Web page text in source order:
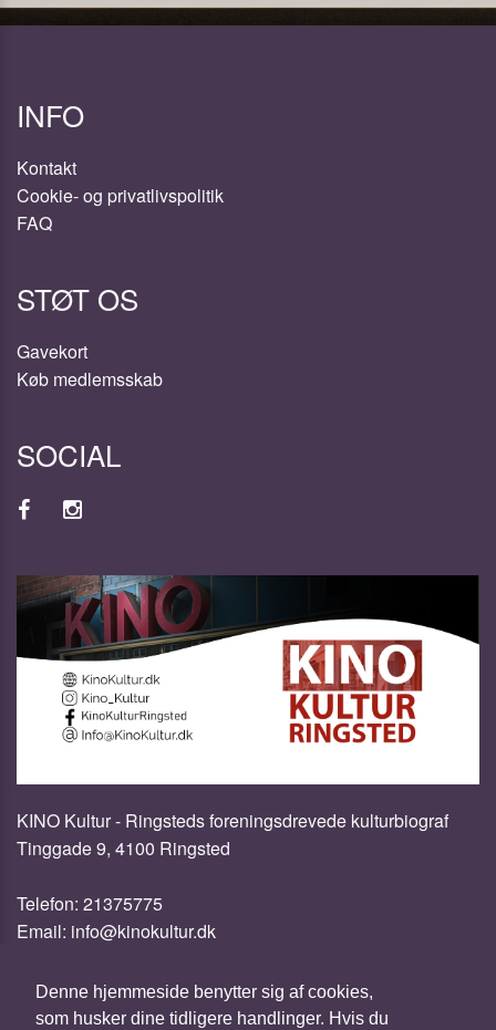
Denne hjemmeside benytter sig af cookies,
som husker dine tidligere handlinger. Hvis du
INFO
Kontakt
Cookie- og privatlivspolitik
FAQ
STØT OS
Gavekort
Køb medlemsskab
SOCIAL
KINO Kultur - Ringsteds foreningsdrevede kulturbiograf
Tinggade 9, 4100 Ringsted
Telefon: 21375775
Email: info@kinokultur.dk